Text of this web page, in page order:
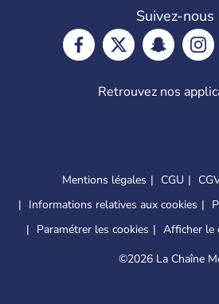
Suivez-nous
Retrouvez nos
Mentions légales CGU
Informations relatives aux cookies
Paramétrer les cookies
Afficher le
©2026 La Chaîne